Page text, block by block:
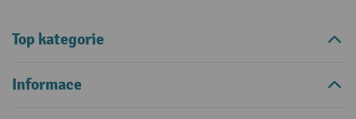
Top kategorie
Informace